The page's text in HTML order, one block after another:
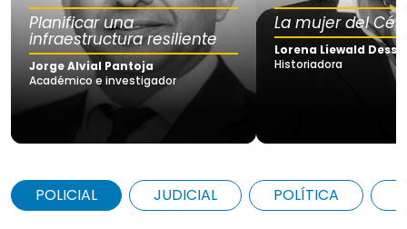
Planificar una
infraestructura resiliente
Jorge Alvial Pantoja
Académico e investigador
La mujer del
Lorena Liewald Dessy
Historiadora
POLICIAL JUDICIAL POLÍTICA